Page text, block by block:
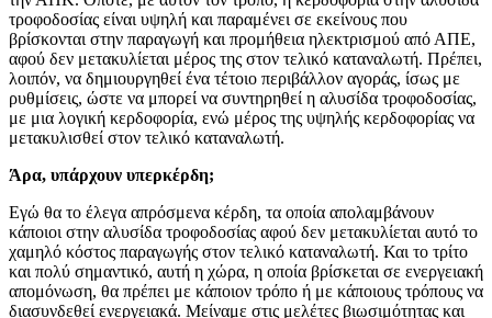
τροφοδοσίας είναι υψηλή και παραμένει σε εκείνους που
βρίσκονται στην παραγωγή και προμήθεια ηλεκτρισμού από ΑΠΕ,
αφού δεν μετακυλίεται μέρος της στον τελικό καταναλωτή. Πρέπει,
λοιπόν, να δημιουργηθεί ένα τέτοιο περιβάλλον αγοράς, ίσως με
ρυθμίσεις, ώστε να μπορεί να συντηρηθεί η αλυσίδα τροφοδοσίας,
με μια λογική κερδοφορία, ενώ μέρος της υψηλής κερδοφορίας να
μετακυλισθεί στον τελικό καταναλωτή.
Άρα, υπάρχουν υπερκέρδη;
Εγώ θα το έλεγα απρόσμενα κέρδη, τα οποία απολαμβάνουν
κάποιοι στην αλυσίδα τροφοδοσίας αφού δεν μετακυλίεται αυτό το
χαμηλό κόστος παραγωγής στον τελικό καταναλωτή. Και το τρίτο
και πολύ σημαντικό, αυτή η χώρα, η οποία βρίσκεται σε ενεργειακή
απομόνωση, θα πρέπει με κάποιον τρόπο ή με κάποιους τρόπους να
διασυνδεθεί ενεργειακά. Μείναμε στις μελέτες βιωσιμότητας και